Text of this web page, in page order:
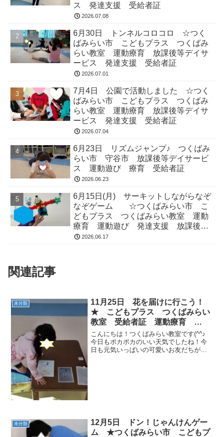
ス 発達支援 受給者証
2026.07.08
6月30日 トンネルコロコロ ☆つく
ばみらい市 こどもプラス つくばみ
らい教室 運動療育 放課後等デイサ
ービス 発達支援 受給者証
2026.07.01
7月4日 公園で活動しました ☆つく
ばみらい市 こどもプラス つくばみ
らい教室 運動療育 放課後等デイサ
ービス 発達支援 受給者証
2026.07.04
6月23日 リズムジャンプ♪ つくばみ
らい市 守谷市 放課後等デイサービ
ス 運動遊び 療育 受給者証
2026.06.23
6月15日(月) サーキットしながらなぞ
なぞゲーム ☆つくばみらい市 こ
どもプラス つくばみらい教室 運動
療育 運動遊び 発達支援 放課後等
デイサービス 受給者証
2026.06.17
関連記事
未分類
11月25日 花を届けに行こう！
★ こどもプラス つくばみらい
教室 受給者証 運動療育
ADHD 放課後等デイサービス
こんにちは！つくばみらい教室です(^^♪
今日もポカポカのいい天気でしたね！今
日も元気いっぱいの可愛いお友だちが遊
未分類
12月5日 ドン！じゃんけんゲー
ム ★つくばみらい市 こどもプ